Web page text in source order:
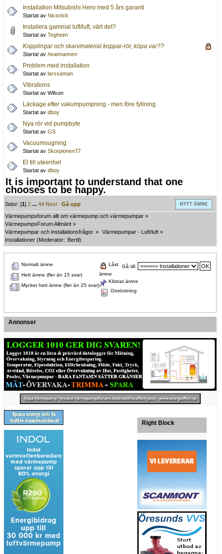
Installation Mitsubishi Hero med 5 års garanti
Startat av Nicsnick
Installera gammal luft/luft, värt det?
Startat av Tegheim
Kopplingar och skarvmaterial koppar-rör, köpa var??
Startat av heatmannen
Problem med installation
Startat av larssaman
Vibrations
Startat av Wilson
Läckage efter vakumpumpning - men före fyllning.
Startat av dboy
Nya rör vid pumpbyte
Startat av GS
Vacuumsugning
Startat av Skorpionen77
El till uteenhet
Startat av dboy
It is important to understand that one
chooses to be happy.
NYTT ÄMNE
Sidor: [1]2 ...44 Next
Gå upp
Värmepumpsforum allt om värmepump och värmepumpar »
VärmepumpsForum Allmänt »
Värmepumpar och installationsfrågor. » Värmepumpar - Luft/luft »
Installationer (Moderator: Bertil)
Gå till:
Normalt ämne
Hett ämne (fler än 15 svar)
Mycket hett ämne (fler än 25 svar)
Låst
ämne
Klistrat ämne
Omröstning
Annonser
Right Block